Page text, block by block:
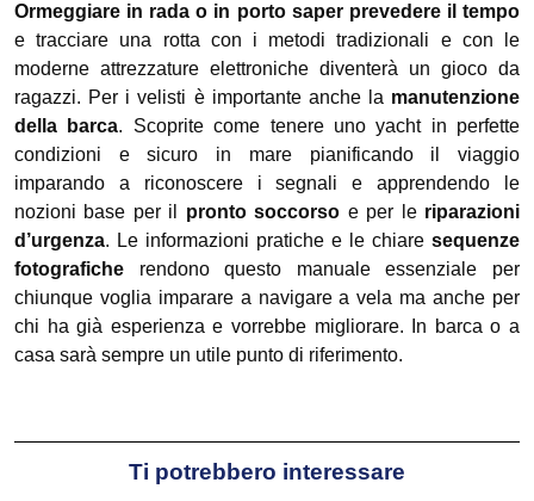
Ormeggiare in rada o in porto saper prevedere il tempo
e tracciare una rotta con i metodi tradizionali e con le
moderne attrezzature elettroniche diventerà un gioco da
ragazzi. Per i velisti è importante anche la manutenzione
della barca. Scoprite come tenere uno yacht in perfette
condizioni e sicuro in mare pianificando il viaggio
imparando a riconoscere i segnali e apprendendo le
nozioni base per il pronto soccorso e per le riparazioni
d’urgenza. Le informazioni pratiche e le chiare sequenze
fotografiche rendono questo manuale essenziale per
chiunque voglia imparare a navigare a vela ma anche per
chi ha già esperienza e vorrebbe migliorare. In barca o a
casa sarà sempre un utile punto di riferimento.
Ti potrebbero interessare